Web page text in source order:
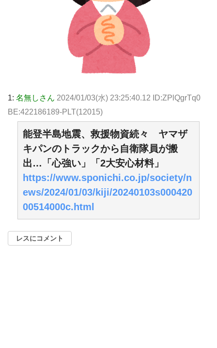
1: 名無しさん 2024/01/03(水) 23:25:40.12 ID:ZPlQgrTq0
BE:422186189-PLT(12015)
能登半島地震、救援物資続々 ヤマザ
キパンのトラックから自衛隊員が搬
出…「心強い」「2大安心材料」
https://www.sponichi.co.jp/society/n
ews/2024/01/03/kiji/20240103s000420
00514000c.html
レスにコメント